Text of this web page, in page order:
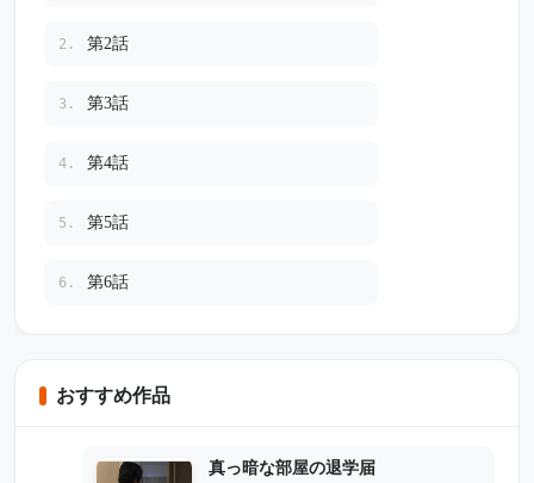
2. 第2話
3. 第3話
4. 第4話
5. 第5話
6. 第6話
おすすめ作品
真っ暗な部屋の退学届